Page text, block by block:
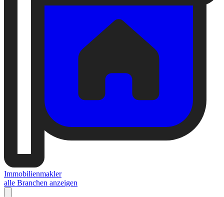
Immobilienmakler
alle Branchen anzeigen